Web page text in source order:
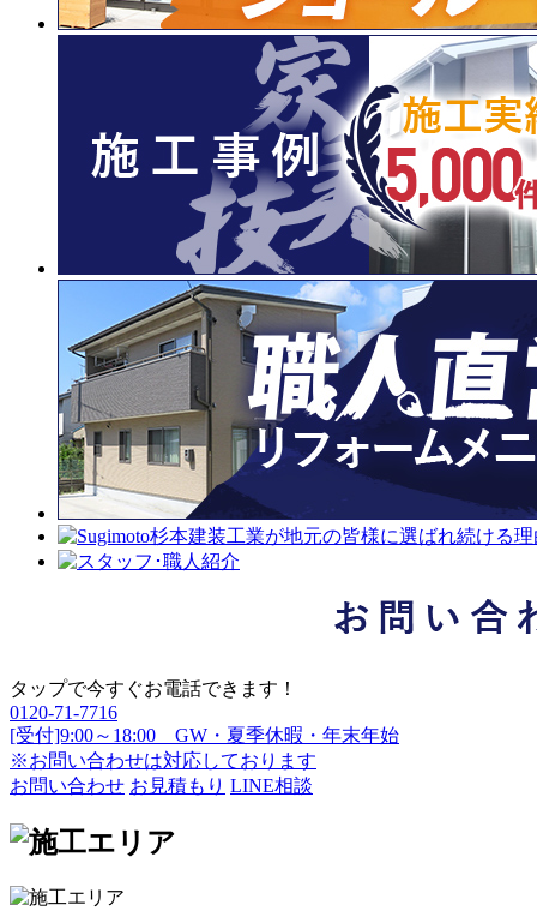
タップで今すぐお電話できます！
0120-71-7716
[受付]9:00～18:00 GW・夏季休暇・年末年始
※お問い合わせは対応しております
お問い合わせ お見積もり LINE相談